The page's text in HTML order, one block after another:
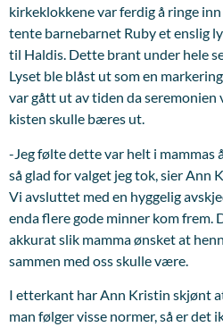
kirkeklokkene var ferdig å ringe
tente barnebarnet Ruby et enslig
til Haldis. Dette brant under hele
Lyset ble blåst ut som en
var gått ut av tiden da seremonien
kisten skulle bæres ut.
-Jeg følte dette var helt i mammas
så glad for valget jeg tok, sier Ann
Vi avsluttet med en hyggelig
enda flere gode minner kom frem.
akkurat slik mamma ønsket at
sammen med oss skulle være.
I etterkant har Ann Kristin skjønt
man følger visse normer, så er det